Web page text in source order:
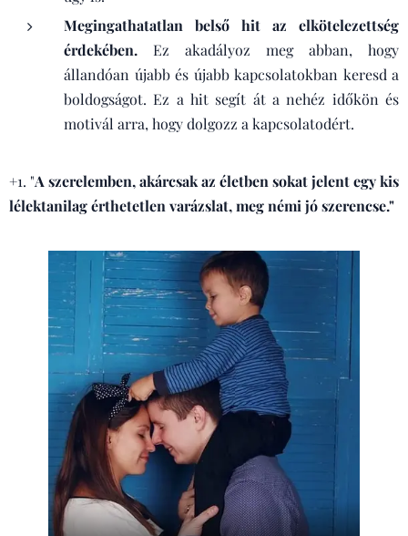
Megingathatatlan belső hit az elkötelezettség
érdekében. Ez akadályoz meg abban, hogy
állandóan újabb és újabb kapcsolatokban keresd a
boldogságot. Ez a hit segít át a nehéz időkön és
motivál arra, hogy dolgozz a kapcsolatodért.
+1. "A szerelemben, akárcsak az életben sokat jelent egy kis
lélektanilag érthetetlen varázslat, meg némi jó szerencse."